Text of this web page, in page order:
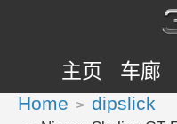
主页 车廊
Home dipslick